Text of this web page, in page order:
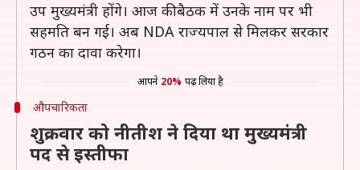
उप मुख्यमंत्री होंगे। आज की बैठक में उनके नाम पर भी
सहमति बन गई। अब NDA राज्यपाल से मिलकर सरकार
गठन का दावा करेगा।
आपने 20% पढ़ लिया है
औपचारिकता
शुक्रवार को नीतीश ने दिया था मुख्यमंत्री
पद से इस्तीफा